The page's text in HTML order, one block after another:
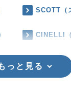
SCOTT（
CINELLI（
っと見る